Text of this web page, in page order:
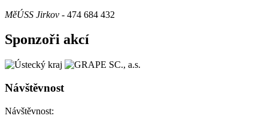
MěÚSS Jirkov - 474 684 432
Sponzoři akcí
Návštěvnost
Návštěvnost: